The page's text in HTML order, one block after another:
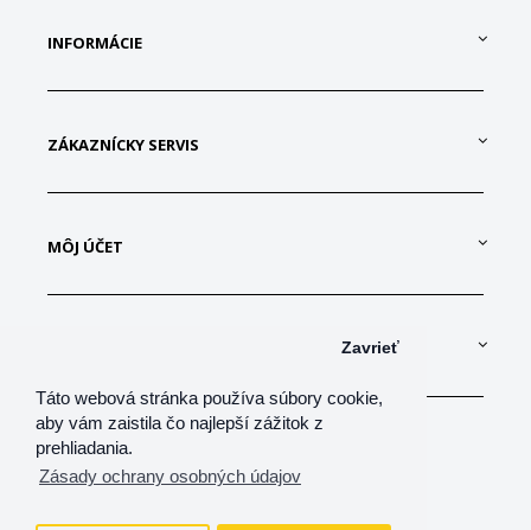
Táto webová stránka používa súbory cookie,
aby vám zaistila čo najlepší zážitok z
prehliadania.
Zásady ochrany osobných údajov
Zavrieť
INFORMÁCIE
ZÁKAZNÍCKY SERVIS
MÔJ ÚČET